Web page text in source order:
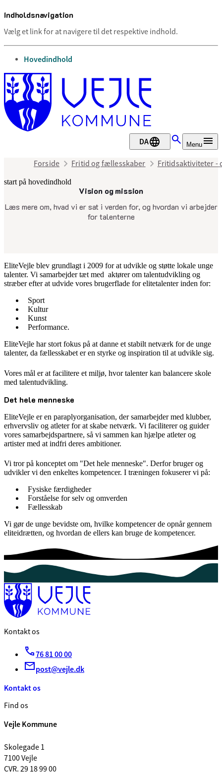
Indholdsnavigation
Vælg et link for at navigere til det respektive indhold.
gå til
Hovedindhold
DA Menu
Forside Fritid og fællesskaber Fritidsaktiviteter -
start på hovedindhold
Vision og mission
Læs mere om, hvad vi er sat i verden for, og hvordan vi arbejder
for talenterne
senest opdateret 26. marts 2025
EliteVejle blev grundlagt i 2009 for at udvikle og støtte lokale unge
talenter. Vi samarbejder tæt med aktører om talentudvikling og
stræber efter at udvide vores brugerflade for elitetalenter inden for:
Sport
Kultur
Kunst
Performance.
EliteVejle har stort fokus på at danne et stabilt netværk for de unge
talenter, da fællesskabet er en styrke og inspiration til at udvikle sig.
Vores mål er at facilitere et miljø, hvor talenter kan balancere skole
med talentudvikling.
Det hele menneske
EliteVejle er en paraplyorganisation, der samarbejder med klubber,
erhvervsliv og atleter for at skabe netværk. Vi faciliterer og guider
vores samarbejdspartnere, så vi sammen kan hjælpe atleter og
artister med at indfri deres ambitioner.
Vi tror på konceptet om "Det hele menneske". Derfor bruger og
udvikler vi den enkeltes kompetencer. I træningen fokuserer vi på:
Fysiske færdigheder
Forståelse for selv og omverden
Fællesskab
Vi gør de unge bevidste om, hvilke kompetencer de opnår gennem
eliteidrætten, og hvordan de ellers kan bruge de kompetencer.
Kontakt os
76 81 00 00
post@vejle.dk
Kontakt os
Find os
Vejle Kommune
Skolegade 1
7100 Vejle
CVR. 29 18 99 00